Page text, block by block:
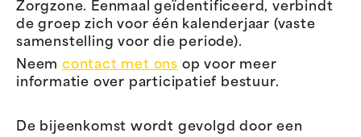
Zorgzone. Eenmaal geïdentificeerd, verbindt
de groep zich voor één kalenderjaar (vaste
samenstelling voor die periode).
Neem contact met ons op voor meer
informatie over participatief bestuur.
De bijeenkomst wordt gevolgd door een